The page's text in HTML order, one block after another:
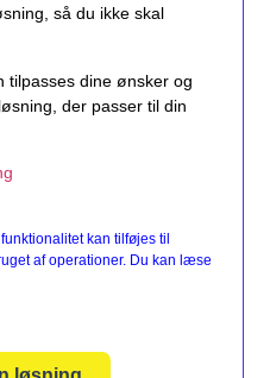
så du ikke skal
tilpasses dine ønsker og
der passer til din
kan tilføjes til
af operationer. Du kan læse